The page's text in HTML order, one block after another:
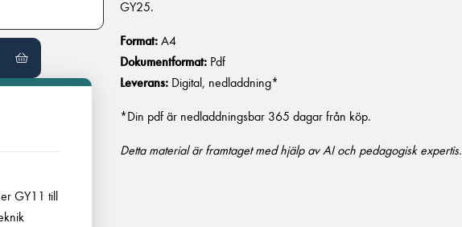
GY11 till
GY25.
Format:A4
Dokumentformat:Pdf
Leverans:Digital, nedladdning*
*Din pdf är nedladdningsbar 365 dagar från köp.
Detta material är framtaget med hjälp av AI och pedagogisk expertis.